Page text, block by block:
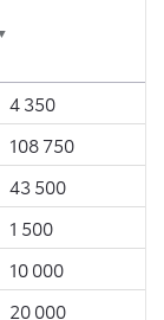
4 350
108 750
43 500
1 500
10 000
20 000